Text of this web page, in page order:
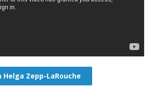
Zepp-LaRouche